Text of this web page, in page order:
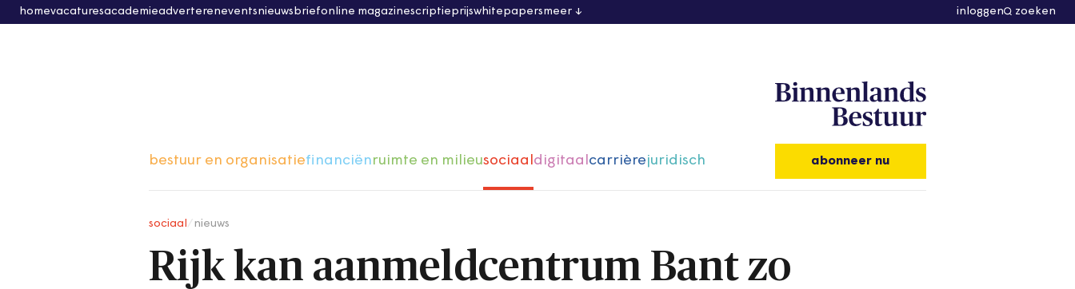
homevacaturesacademieadvertereneventsnieuwsbriefonline magazinescriptieprijswhitepapersmeer inloggen zoeken
bestuur en organisatiefinanciënruimte en milieusociaaldigitaalcarrièrejuridisch abonneer nu
sociaal nieuws
Rijk kan aanmeldcentrum Bant zo